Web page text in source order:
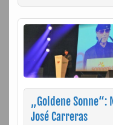
„Goldene
José Carreras